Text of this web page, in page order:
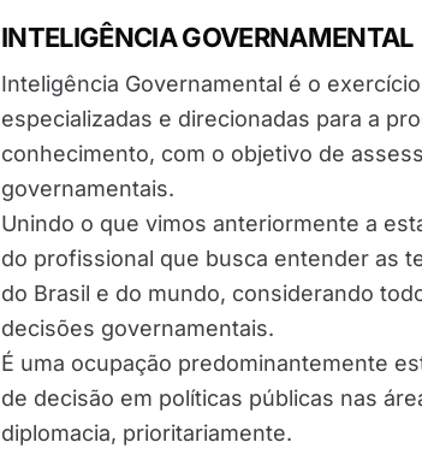
INTELIGÊNCIA GOVERNAMENTAL
Inteligência Governamental é o
especializadas e direcionadas para a
conhecimento, com o objetivo de
governamentais.
Unindo o que vimos anteriormente a
do profissional que busca entender as
do Brasil e do mundo, considerando
decisões governamentais.
É uma ocupação predominantemente
de decisão em políticas públicas nas
diplomacia, prioritariamente.